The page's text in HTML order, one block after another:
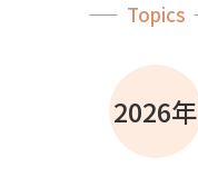
Topics
2026年